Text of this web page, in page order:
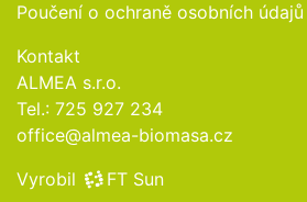
Poučení o ochraně osobních údajů
Kontakt
ALMEA s.r.o.
Tel.: 725 927 234
office@almea-biomasa.cz
Vyrobil
FT Sun